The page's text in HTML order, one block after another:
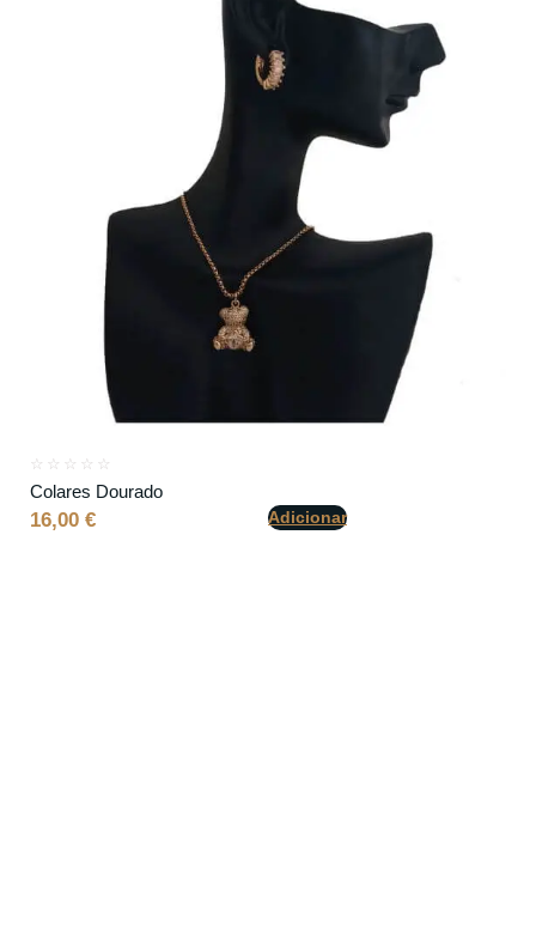
☆ ☆ ☆ ☆ ☆
Colares Dourado
16,00 € Adicionar